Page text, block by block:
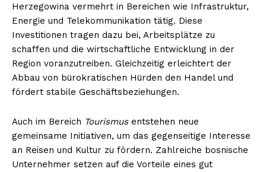
Herzegowina vermehrt in Bereichen wie Infrastruktur,
Energie und Telekommunikation tätig. Diese
Investitionen tragen dazu bei, Arbeitsplätze zu
schaffen und die wirtschaftliche Entwicklung in der
Region voranzutreiben. Gleichzeitig erleichtert der
Abbau von bürokratischen Hürden den Handel und
fördert stabile Geschäftsbeziehungen.
Auch im Bereich Tourismusentstehen neue
gemeinsame Initiativen, um das gegenseitige Interesse
an Reisen und Kultur zu fördern. Zahlreiche bosnische
Unternehmer setzen auf die Vorteile eines gut